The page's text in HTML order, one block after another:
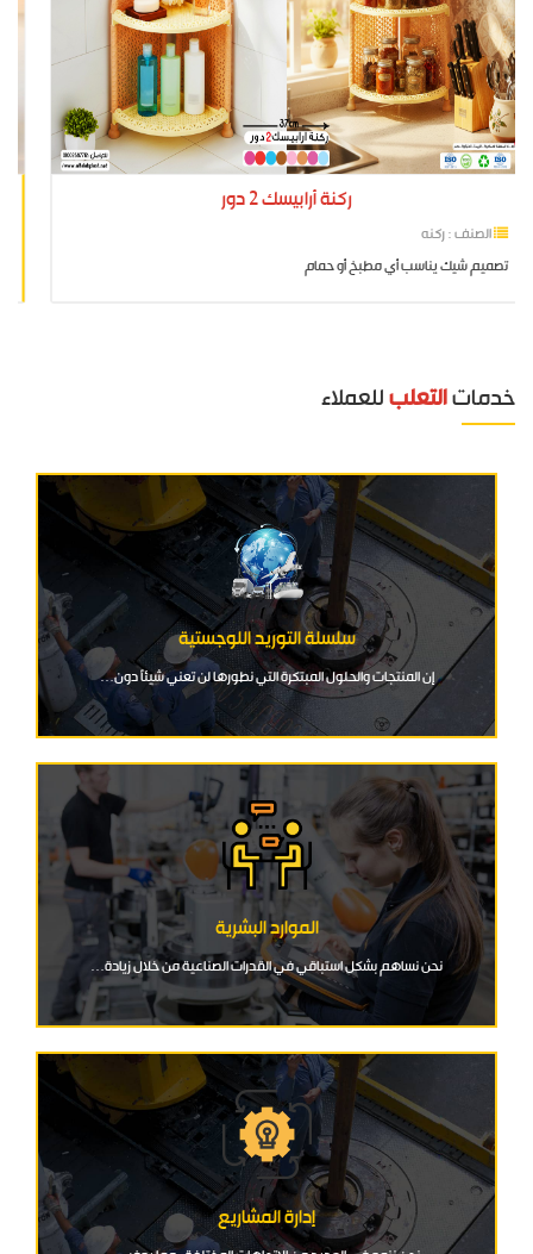
ركنة أرابيسك 2 دور
الصنف : ركنه
تصميم شيك يناسب أي مطبخ أو حمام
خدمات التعلب للعملاء
سلسلة التوريد اللوجستية
إن المنتجات والحلول المبتكرة التي نطورها لن تعني شيئًا دون…
الموارد البشرية
نحن نساهم بشكل استباقي في القدرات الصناعية من خلال زيادة…
إدارة المشاريع